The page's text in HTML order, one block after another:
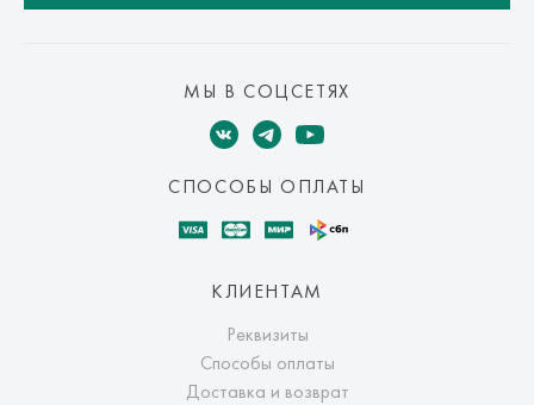
МЫ В СОЦСЕТЯХ
СПОСОБЫ ОПЛАТЫ
КЛИЕНТАМ
Реквизиты
Способы оплаты
Доставка и возврат